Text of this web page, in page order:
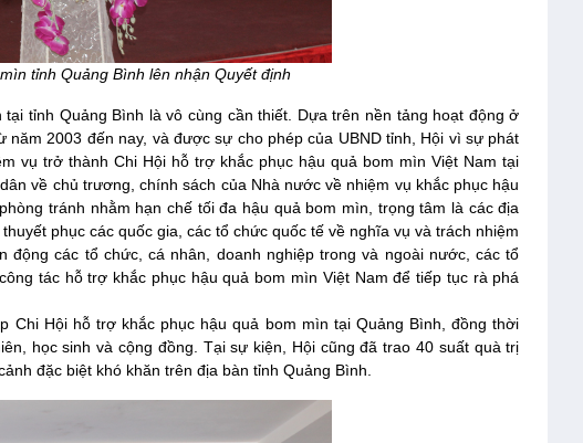
tỉnh Quảng Bình lên nhận Quyết định
tỉnh Quảng Bình là vô cùng cần thiết. Dựa trên nền tảng hoạt động ở
2003 đến nay, và được sự cho phép của UBND tỉnh, Hội vì sự phát
vụ trở thành Chi Hội hỗ trợ khắc phục hậu quả bom mìn Việt Nam tại
về chủ trương, chính sách của Nhà nước về nhiệm vụ khắc phục hậu
tránh nhằm hạn chế tối đa hậu quả bom mìn, trọng tâm là các địa
phục các quốc gia, các tổ chức quốc tế về nghĩa vụ và trách nhiệm
động các tổ chức, cá nhân, doanh nghiệp trong và ngoài nước, các tổ
tác hỗ trợ khắc phục hậu quả bom mìn Việt Nam để tiếp tục rà phá
Chi Hội hỗ trợ khắc phục hậu quả bom mìn tại Quảng Bình, đồng thời
học sinh và cộng đồng. Tại sự kiện, Hội cũng đã trao 40 suất quà trị
đặc biệt khó khăn trên địa bàn tỉnh Quảng Bình.